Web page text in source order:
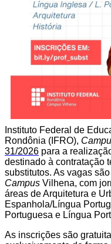
Instituto Federal de
Rondônia (IFRO),
31/2026 para a
destinado à contratação
substitutos. As vagas
Campus Vilhena, com
áreas de Arquitetura e
Espanhola/Língua
Portuguesa e Língua
As inscrições são